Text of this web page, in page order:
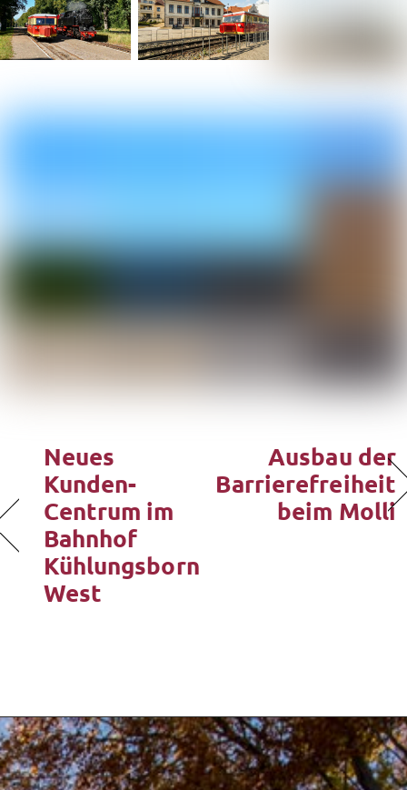
Neues
Kunden-
Centrum im
Bahnhof
Kühlungsborn
West
Ausbau der
Barrierefreiheit
beim Molli